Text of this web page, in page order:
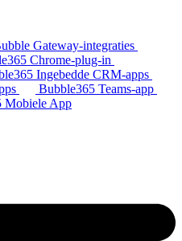
Gateway-integraties
Chrome-plug-in
Ingebedde CRM-apps
Bubble365 Teams-app
Mobiele App